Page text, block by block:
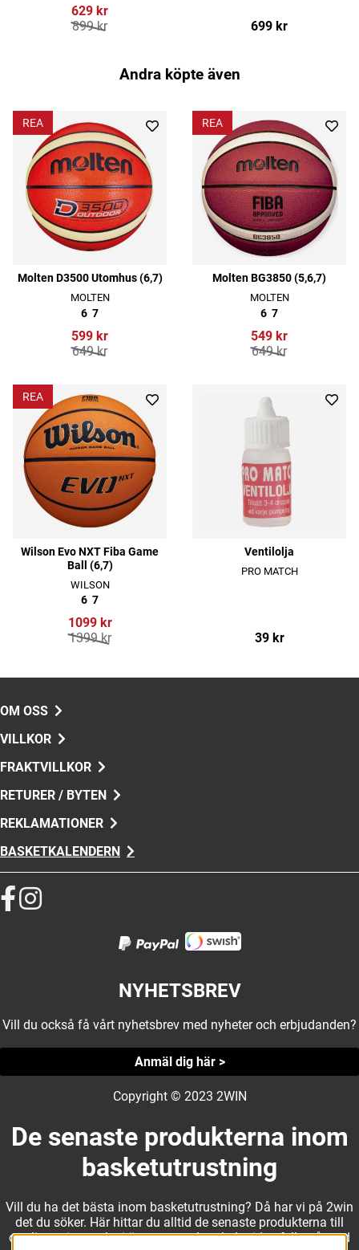
629 kr
899 kr
699 kr
Andra köpte även
REA
Molten D3500 Utomhus (6,7)
MOLTEN
6 7
599 kr
649 kr
REA
Molten BG3850 (5,6,7)
MOLTEN
6 7
549 kr
649 kr
REA
Wilson Evo NXT Fiba Game
Ball (6,7)
WILSON
6 7
1099 kr
1399 kr
Ventilolja
PRO MATCH
39 kr
OM OSS
VILLKOR
FRAKTVILLKOR
RETURER / BYTEN
REKLAMATIONER
BASKETKALENDERN
NYHETSBREV
Vill du också få vårt nyhetsbrev med nyheter och erbjudanden?
Anmäl dig här >
Copyright © 2023 2WIN
De senaste produkterna inom
basketutrustning
Vill du ha det bästa inom basketutrustning? Då har vi på 2win
det du söker. Här hittar du alltid de senaste produkterna till
otroliga priser, och vi är noga med att hela tiden fylla på med